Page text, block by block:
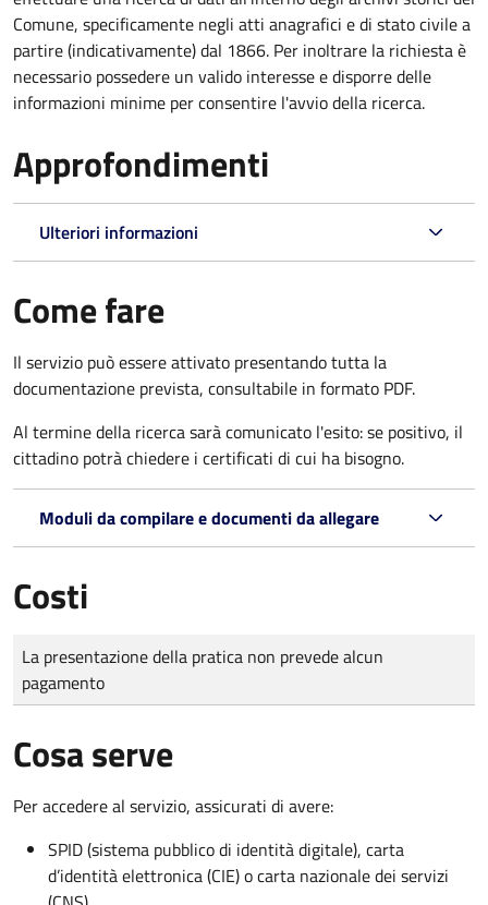
Comune, specificamente negli atti anagrafici e di stato civile a
partire (indicativamente) dal 1866. Per inoltrare la richiesta è
necessario possedere un valido interesse e disporre delle
informazioni minime per consentire l'avvio della ricerca.
Approfondimenti
Ulteriori informazioni
Come fare
Il servizio può essere attivato presentando tutta la
documentazione prevista, consultabile in formato PDF.
Al termine della ricerca sarà comunicato l'esito: se positivo, il
cittadino potrà chiedere i certificati di cui ha bisogno.
Moduli da compilare e documenti da allegare
Costi
Tipo di pagamento
Importo
La presentazione della pratica non prevede alcun
pagamento
Cosa serve
Per accedere al servizio, assicurati di avere:
SPID (sistema pubblico di identità digitale), carta
d’identità elettronica (CIE) o carta nazionale dei servizi